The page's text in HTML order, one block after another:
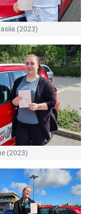
(2023)
(2023)